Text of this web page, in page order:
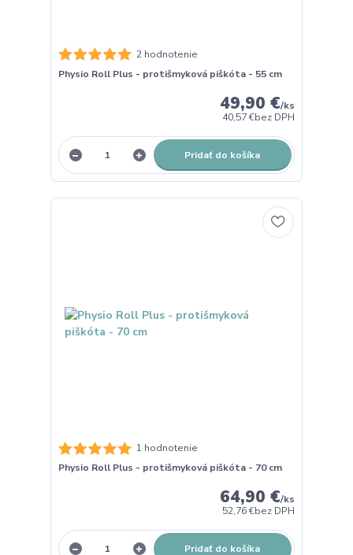
2 hodnotenie
Physio Roll Plus - protišmyková piškóta - 55 cm
49,90 €/ks
40,57 €bez DPH
Pridať do košíka
1 hodnotenie
Physio Roll Plus - protišmyková piškóta - 70 cm
64,90 €/ks
52,76 €bez DPH
Pridať do košíka